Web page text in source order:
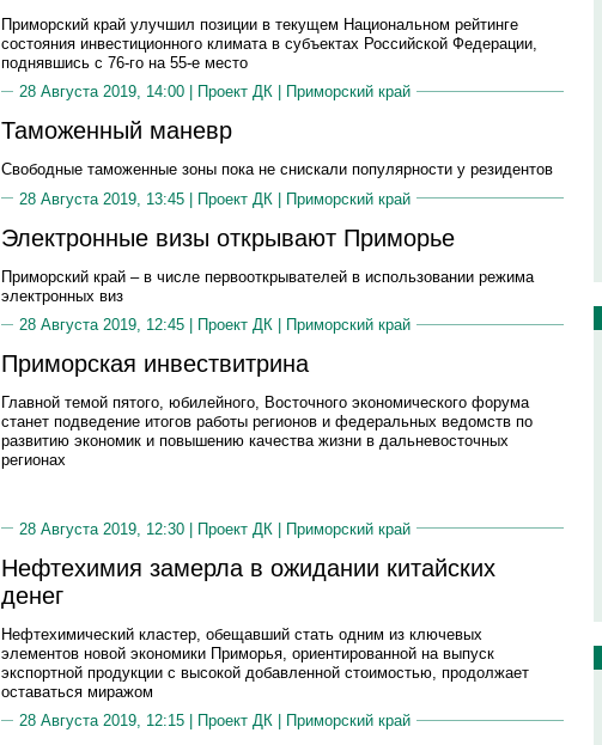
Приморский край улучшил позиции в текущем Национальном рейтинге
состояния инвестиционного климата в субъектах Российской Федерации,
поднявшись с 76-го на 55-е место
28 Августа 2019, 14:00 |
Проект ДК Приморский край
Таможенный маневр
Свободные таможенные зоны пока не снискали популярности у резидентов
28 Августа 2019, 13:45 | Проект ДК | Приморский край
Электронные визы открывают Приморье
Приморский край – в числе первооткрывателей в использовании режима
электронных виз
28 Августа 2019, 12:45 |
Проект ДК Приморский край
Приморская инвествитрина
Главной темой пятого, юбилейного, Восточного экономического форума
станет подведение итогов работы регионов и федеральных ведомств по
развитию экономик и повышению качества жизни в дальневосточных
регионах
28 Августа 2019, 12:30 | Проект ДК | Приморский край
Нефтехимия замерла в ожидании китайских
денег
Нефтехимический кластер, обещавший стать одним из ключевых
элементов новой экономики Приморья, ориентированной на выпуск
экспортной продукции с высокой добавленной стоимостью, продолжает
оставаться миражом
28 Августа 2019, 12:15 |
Проект ДК Приморский край